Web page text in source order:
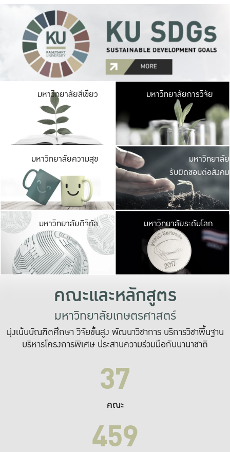
มหาวิทยาลัยสีเขียว มหาวิ
มีพื้นที่เขียวสดใส
เป็นป่าในเมือง เกษต
มหาวิทยาลัยการวิจัย
มหาวิทยาลัยความสุข มหาวิ
ค
เปิดประ
และพบเรื่องราวใ
มหาวิทยาลัย
รับผิดชอบต่อสังคม
มหาวิทยาลัยดิจิทัล มหาวิ
เปลี่ยนแปลง แล
เพื่อทำง
ระบบสารสนเทศ
มหาวิทยาลัยระดับโลก
คณะและหลักสูตร
มหาวิทยาลัยเกษตรศาสตร์
มุ่งเน้นบัณฑิตศึกษา วิจัยขั้นสูง พัฒนาวิชาการ บริการวิชาพื้นฐาน
บริหารโครงการพิเศษ ประสานความร่วมมือกับนานาชาติ
37
คณะ
459